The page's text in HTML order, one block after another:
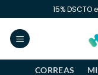
al
contenido
15% DSCTO
CORREAS